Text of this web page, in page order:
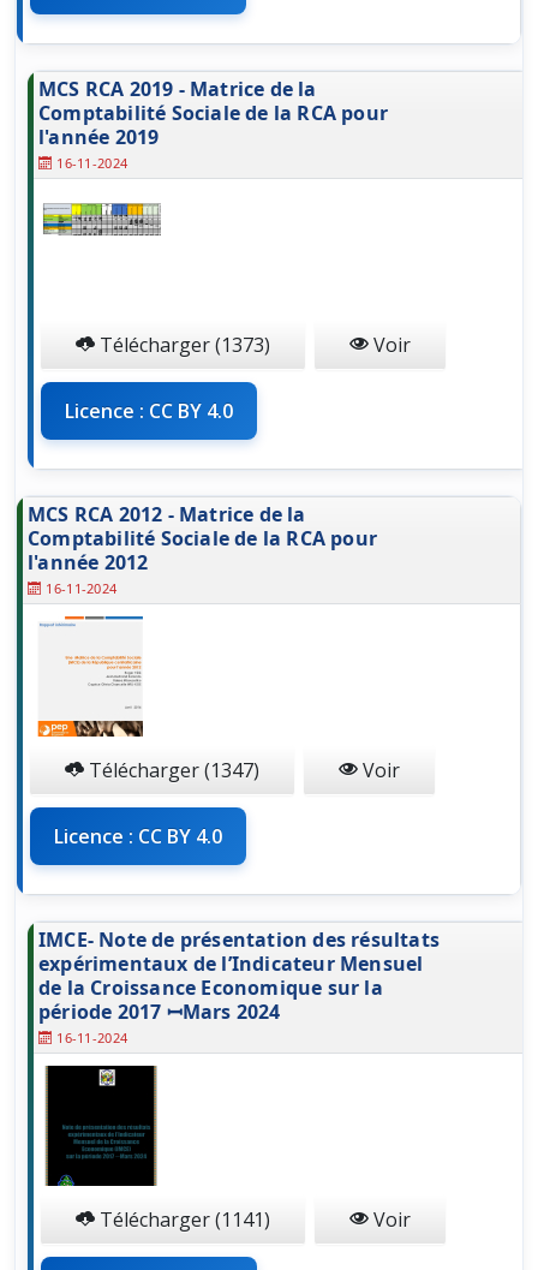
MCS RCA 2019 - Matrice de la
Comptabilité Sociale de la RCA pour
l'année 2019
16-11-2024
Télécharger (1373) Voir
Licence : CC BY 4.0
MCS RCA 2012 - Matrice de la
Comptabilité Sociale de la RCA pour
l'année 2012
16-11-2024
Télécharger (1347) Voir
Licence : CC BY 4.0
IMCE- Note de présentation des résultats
expérimentaux de l’Indicateur Mensuel
de la Croissance Economique sur la
période 2017 ꟷMars 2024
16-11-2024
Télécharger (1141) Voir